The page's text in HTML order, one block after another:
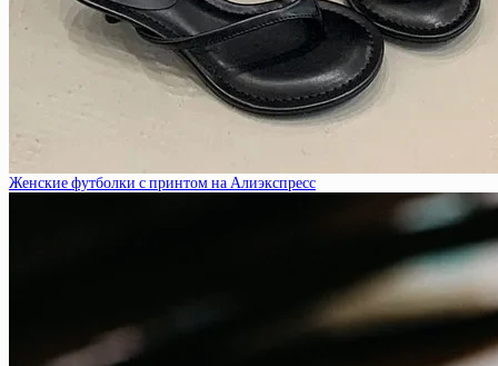
Женские футболки с принтом на Алиэкспресс